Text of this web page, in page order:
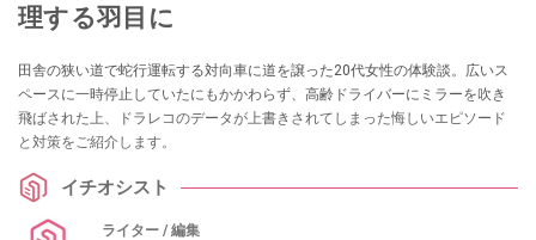
理する羽目に
田舎の狭い道で蛇行運転する対向車に道を譲った20代女性の体験談。広いス
ペースに一時停止していたにもかかわらず、高齢ドライバーにミラーを吹き
飛ばされた上、ドラレコのデータが上書きされてしまった悔しいエピソード
と対策をご紹介します。
イチオシスト
ライター / 編集